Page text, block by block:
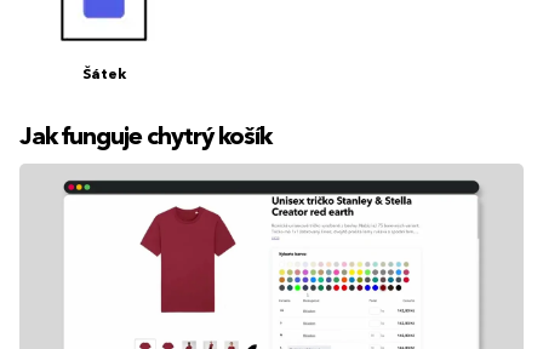
Šátek
Jak funguje chytrý košík